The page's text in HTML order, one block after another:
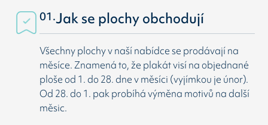
01.Jak se plochy obchodují
Všechny plochy v naší nabídce se prodávají na
měsíce. Znamená to, že plakát visí na objednané
ploše od 1. do 28. dne v měsíci (vyjímkou je únor).
Od 28. do 1. pak probíhá výměna motivů na další
měsic.